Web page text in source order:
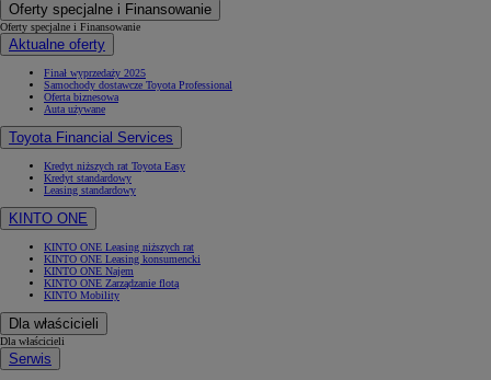
Oferty specjalne i Finansowanie
Oferty specjalne i Finansowanie
Aktualne oferty
Finał wyprzedaży 2025
Samochody dostawcze Toyota Professional
Oferta biznesowa
Auta używane
Toyota Financial Services
Kredyt niższych rat Toyota Easy
Kredyt standardowy
Leasing standardowy
KINTO ONE
KINTO ONE Leasing niższych rat
KINTO ONE Leasing konsumencki
KINTO ONE Najem
KINTO ONE Zarządzanie flotą
KINTO Mobility
Dla właścicieli
Dla właścicieli
Serwis